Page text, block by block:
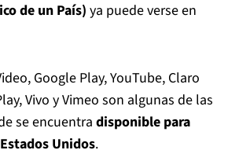
de un País) ya puede verse en
Google Play, YouTube, Claro
Vivo y Vimeo son algunas de las
se encuentra disponible para
Unidos.